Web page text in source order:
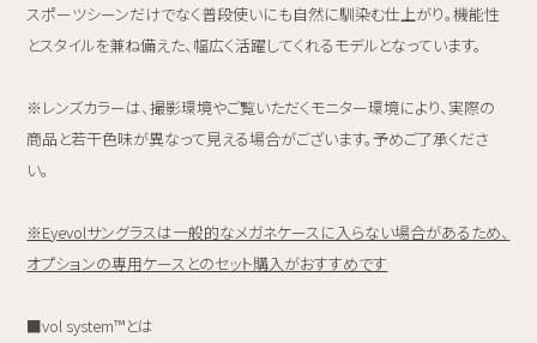
スポーツシーンだけでなく普段使いにも自然に馴染む仕上がり。機能性
とスタイルを兼ね備えた、幅広く活躍してくれるモデルとなっています。
※レンズカラーは、撮影環境やご覧いただくモニター環境により、実際の
商品と若干色味が異なって見える場合がございます。予めご了承くださ
い。
※Eyevolサングラスは一般的なメガネケースに入らない場合があるため、
オプションの専用ケースとのセット購入がおすすめです
■vol system™とは